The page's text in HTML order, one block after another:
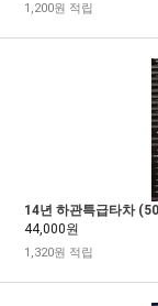
1,200원 적립
14년 하관특급타차
44,000원
1,320원 적립